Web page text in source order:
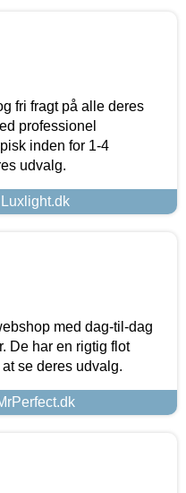
fri fragt på alle deres
professionel
inden for 1-4
udvalg.
med dag-til-dag
De har en rigtig flot
se deres udvalg.